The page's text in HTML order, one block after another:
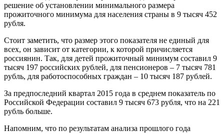
решение об установлении минимального размера
прожиточного минимума для населения страны в 9 тысяч 452
рубля.
Стоит заметить, что размер этого показателя не единый для
всех, он зависит от категории, к которой причисляется
россиянин. Так, для детей прожиточный минимум составил 9
тысяч 197 российских рублей, для пенсионеров – 7 тысяч 781
рубль, для работоспособных граждан – 10 тысяч 187 рублей.
За предпоследний квартал 2015 года в среднем показатель по
Российской Федерации составил 9 тысяч 673 рубля, что на 221
рубль больше.
Напомним, что по результатам анализа прошлого года